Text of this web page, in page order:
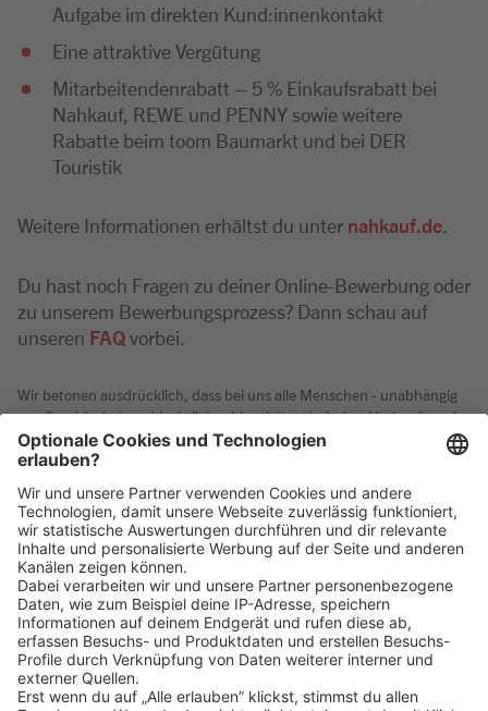
Aufgabe im direkten Kund:innenkontakt
Eine attraktive Vergütung
Mitarbeitendenrabatt – 5 % Einkaufsrabatt bei
Nahkauf, REWE und PENNY sowie weitere
Rabatte beim toom Baumarkt und bei DER
Touristik
Weitere Informationen erhältst du unter nahkauf.de
Du hast noch Fragen zu deiner Online-Bewerbung oder
zu unserem Bewerbungsprozess? Dann schau auf
unseren FAQvorbei.
Wir betonen ausdrücklich, dass bei uns alle Menschen - unabhängig
von Geschlecht/geschlechtlicher Identität, ethnischer Herkunft und
Nationalität, sozialer Herkunft, Religion/Weltanschauung,
körperlichen und geistigen Fähigkeiten, Alter sowie sexueller
willkommen sind.